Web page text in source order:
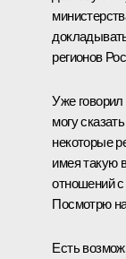
регионов
Уже
могу
некоторые
имея такую
отношений
Посмотрю
Есть